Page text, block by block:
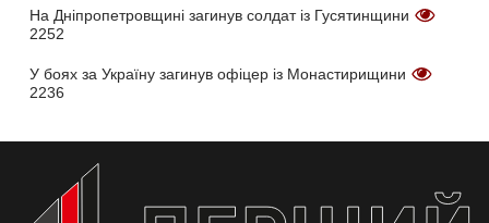
На Дніпропетровщині загинув солдат із Гусятинщини
2252
У боях за Україну загинув офіцер із Монастирищини
2236